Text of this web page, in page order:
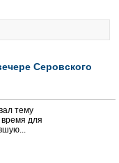
Серовского
тему
для